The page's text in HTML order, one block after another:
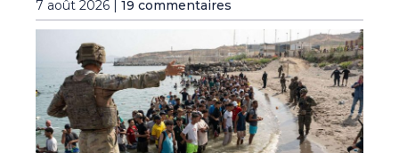
7 août 2026 | 19 commentaires